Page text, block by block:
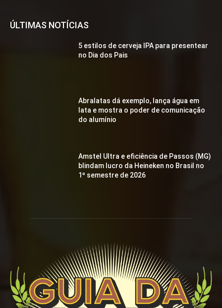
ÚLTIMAS NOTÍCIAS
5 estilos de cerveja IPA para presentear
no Dia dos Pais
Abralatas dá exemplo, lança água em
lata e mostra o poder de comunicação
do alumínio
Amstel Ultra e eficiência de Passos (MG)
blindam lucro da Heineken no Brasil no
1º semestre de 2026